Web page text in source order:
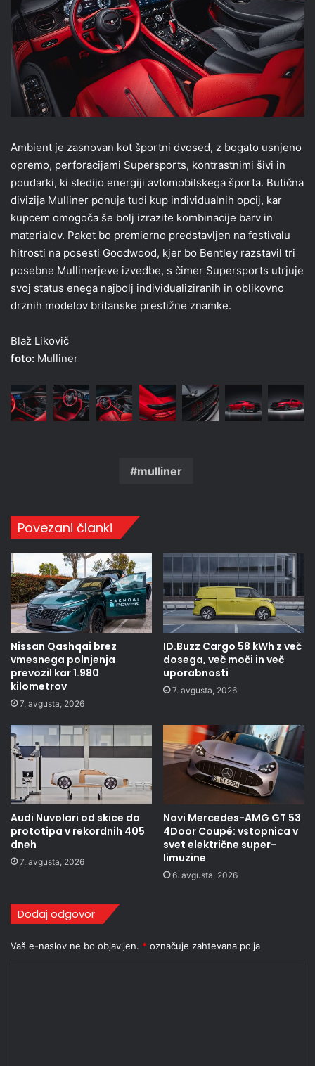
Ambient je zasnovan kot športni dvosed, z bogato usnjeno
opremo, perforacijami Supersports, kontrastnimi šivi in
poudarki, ki sledijo energiji avtomobilskega športa. Butična
divizija Mulliner ponuja tudi kup individualnih opcij, kar
kupcem omogoča še bolj izrazite kombinacije barv in
materialov. Paket bo premierno predstavljen na festivalu
hitrosti na posesti Goodwood, kjer bo Bentley razstavil tri
posebne Mullinerjeve izvedbe, s čimer Supersports utrjuje
svoj status enega najbolj individualiziranih in oblikovno
drznih modelov britanske prestižne znamke.
Blaž Likovič
foto: Mulliner
mulliner
Povezani članki
Nissan Qashqai brez
vmesnega polnjenja
prevozil kar 1.980
kilometrov
7. avgusta, 2026
ID.Buzz Cargo 58 kWh z več
dosega, več moči in več
uporabnosti
7. avgusta, 2026
Audi Nuvolari od skice do
prototipa v rekordnih 405
dneh
7. avgusta, 2026
Novi Mercedes-AMG GT 53
4Door Coupé: vstopnica v
svet električne super-
limuzine
6. avgusta, 2026
Dodaj odgovor
Vaš e-naslov ne bo objavljen. * označuje zahtevana polja